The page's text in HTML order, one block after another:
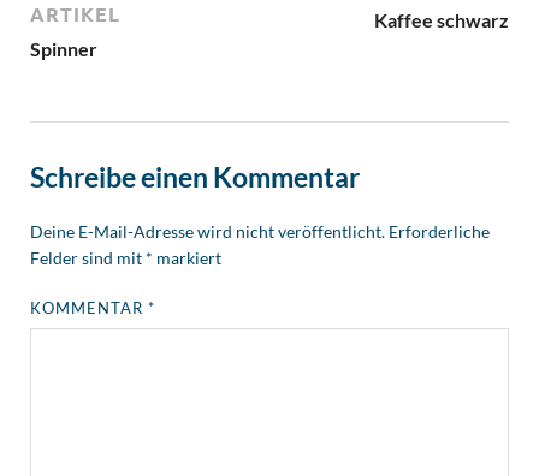
ARTIKEL
Spinner
Kaffee schwarz
Schreibe einen Kommentar
Deine E-Mail-Adresse wird nicht veröffentlicht. Erforderliche
Felder sind mit * markiert
KOMMENTAR*